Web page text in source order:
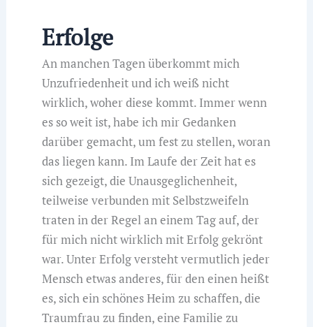
Erfolge
An manchen Tagen überkommt mich
Unzufriedenheit und ich weiß nicht
wirklich, woher diese kommt. Immer wenn
es so weit ist, habe ich mir Gedanken
darüber gemacht, um fest zu stellen, woran
das liegen kann. Im Laufe der Zeit hat es
sich gezeigt, die Unausgeglichenheit,
teilweise verbunden mit Selbstzweifeln
traten in der Regel an einem Tag auf, der
für mich nicht wirklich mit Erfolg gekrönt
war. Unter Erfolg versteht vermutlich jeder
Mensch etwas anderes, für den einen heißt
es, sich ein schönes Heim zu schaffen, die
Traumfrau zu finden, eine Familie zu